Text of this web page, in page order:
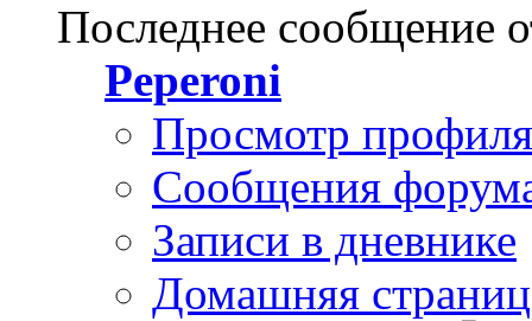
Последнее сообщение
Peperoni
Просмотр профиля
Сообщения
Записи в дневнике
Домашняя